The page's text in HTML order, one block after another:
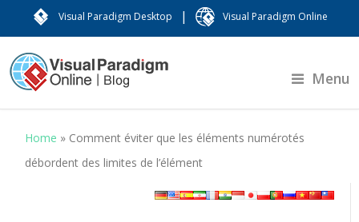
Visual Paradigm Desktop | Visual Paradigm Online
Menu
Home » Comment éviter que les éléments numérotés
débordent des limites de l’élément